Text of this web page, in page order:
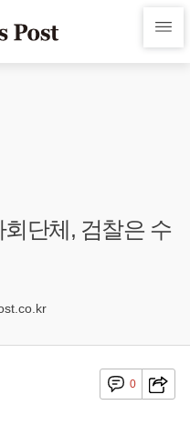
단체, 검찰은 수
0